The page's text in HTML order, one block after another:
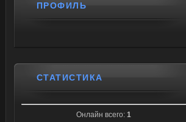
ПРОФИЛЬ
СТАТИСТИКА
Онлайн всего: 1